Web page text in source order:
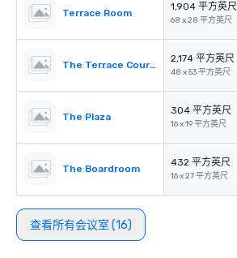
Terrace Room
1,904 平方英尺
68 x 28 平方英尺
The Terrace Courtyard/Tent
2,174 平方英尺
48 x 53 平方英尺
The Plaza
304 平方英尺
16 x 19 平方英尺
The Boardroom
432 平方英尺
16 x 27 平方英尺
查看所有会议室 (16)